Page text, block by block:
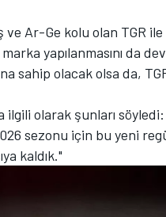
Ar-Ge kolu olan TGR
yapılanmasını da
sahip olacak olsa da,
ilgili olarak şunları
sezonu için bu yeni
kaldık."